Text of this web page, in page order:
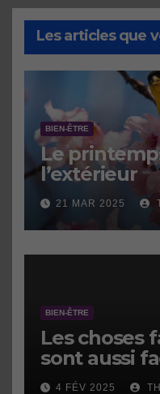
Les articles que
BIEN-ÊTRE
Le
l’extérieur
21 MAR 2025
BIEN-ÊTRE
Les choses
sont aussi
faire.
4 FÉV 2025